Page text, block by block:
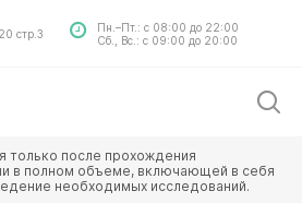
только после прохождения
в полном объеме, включающей в себя
необходимых исследований.
стр.3
Пн.–Пт.: с 08:00 до 22:00
Сб., Вс.: с 09:00 до 20:00